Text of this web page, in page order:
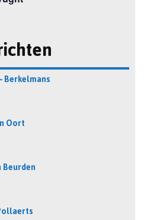
Berkelmans
Oort